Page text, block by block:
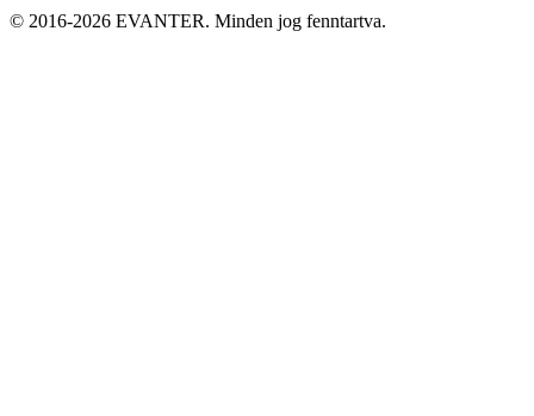
© 2016-2026 EVANTER. Minden jog fenntartva.